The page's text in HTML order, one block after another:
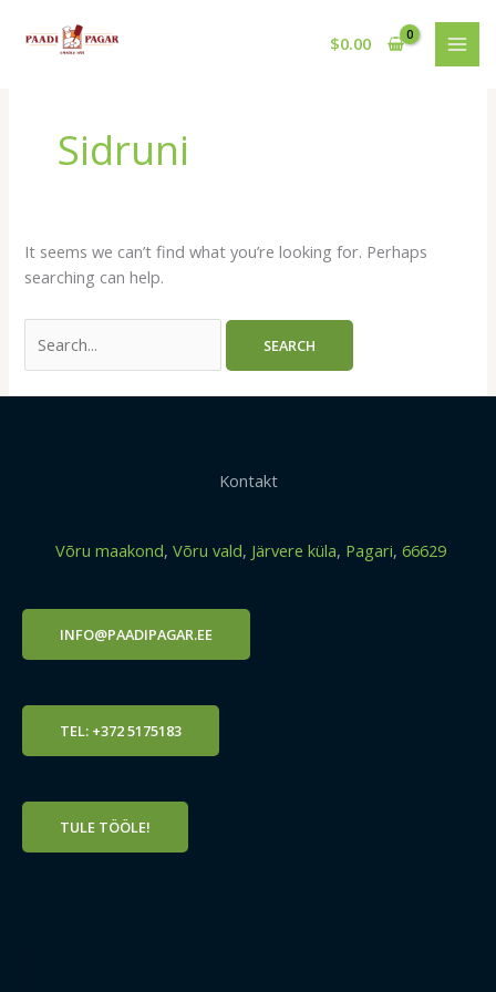
$0.00
Sidruni
It seems we can’t find what you’re looking for. Perhaps
searching can help.
for:
Kontakt
Võru maakond, Võru vald, Järvere küla, Pagari, 66629
INFO@PAADIPAGAR.EE
TEL: +372 5175183
TULE TÖÖLE!